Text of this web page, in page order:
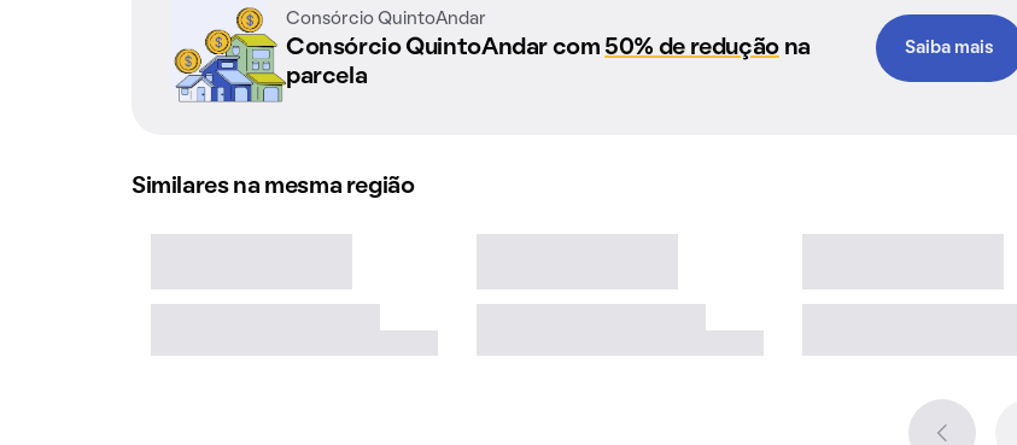
Consórcio QuintoAndar
Consórcio QuintoAndar com 50% de reduçãona
parcela
Saiba mais
Similares na mesma região